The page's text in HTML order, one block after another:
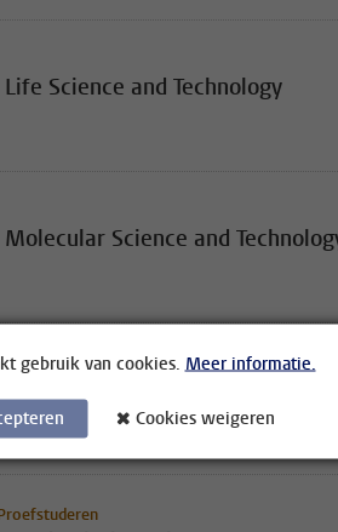
Science and Technology
Science and
gebruik van cookies. Meer informatie.
Cookies weigeren